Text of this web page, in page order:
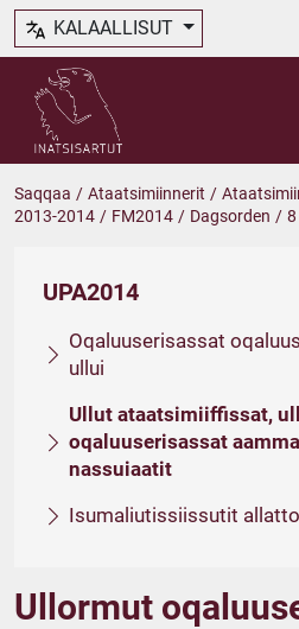
KALAALLISUT
Saqqaa / Ataatsimiinnerit /
2013-2014 / FM2014 / Dagsorden / 8
UPA2014
Oqaluuserisassat
ullui
Ullut ataatsimiiffissat,
oqaluuserisassat
nassuiaatit
Isumaliutissiissutit
Ullormut